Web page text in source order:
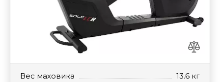
Вес маховика
13.6 кг